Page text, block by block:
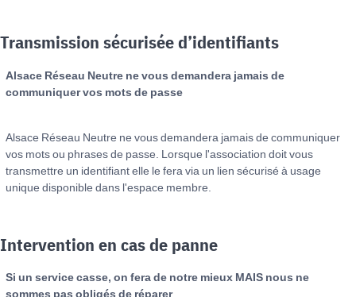
Transmission sécurisée d’identifiants
Alsace Réseau Neutre ne vous demandera jamais de
communiquer vos mots de passe
Alsace Réseau Neutre ne vous demandera jamais de communiquer
vos mots ou phrases de passe. Lorsque l'association doit vous
transmettre un identifiant elle le fera via un lien sécurisé à usage
unique disponible dans l'espace membre.
Intervention en cas de panne
Si un service casse, on fera de notre mieux MAIS nous ne
sommes pas obligés de réparer